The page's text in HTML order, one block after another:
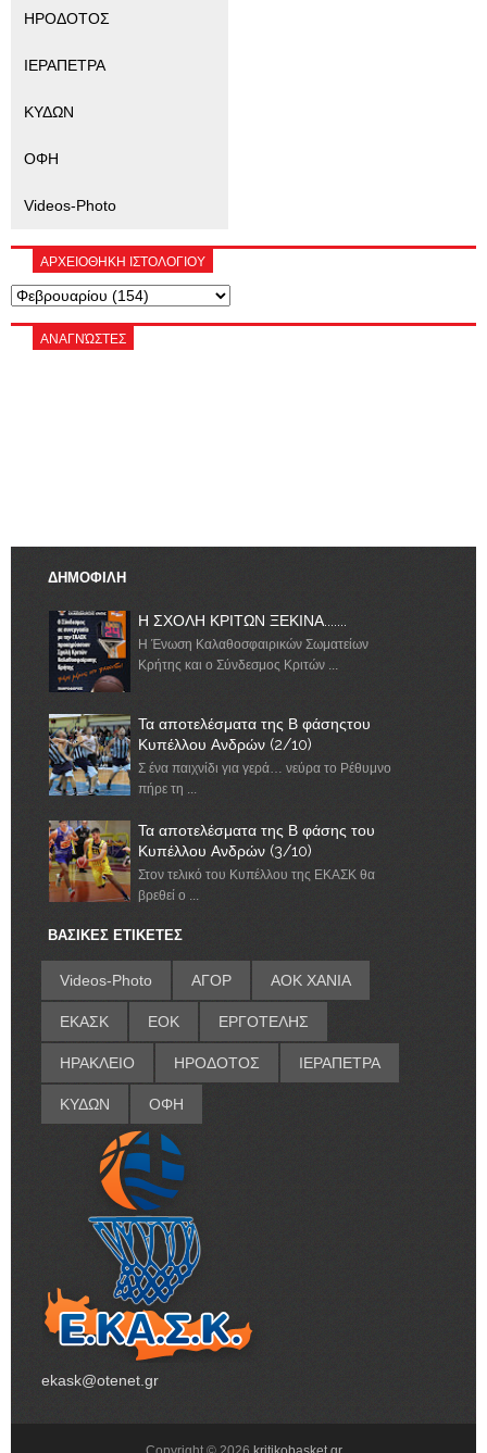
ΗΡΟΔΟΤΟΣ
ΙΕΡΑΠΕΤΡΑ
ΚΥΔΩΝ
ΟΦΗ
Videos-Photo
ΑΡΧΕΙΟΘΗΚΗ ΙΣΤΟΛΟΓΙΟΥ
ΑΝΑΓΝΏΣΤΕΣ
ΔΗΜΟΦΙΛΗ
Η ΣΧΟΛΗ ΚΡΙΤΩΝ ΞΕΚΙΝΑ.......
Η Ένωση Καλαθοσφαιρικών Σωματείων
Κρήτης και ο Σύνδεσμος Κριτών ...
Τα αποτελέσματα της Β φάσηςτου
Κυπέλλου Ανδρών (2/10)
Σ ένα παιχνίδι για γερά… νεύρα το Ρέθυμνο
πήρε τη ...
Τα αποτελέσματα της Β φάσης του
Κυπέλλου Ανδρών (3/10)
Στον τελικό του Κυπέλλου της ΕΚΑΣΚ θα
βρεθεί ο ...
ΒΑΣΙΚΕΣ ΕΤΙΚΕΤΕΣ
Videos-Photo ΑΓΟΡ ΑΟΚ ΧΑΝΙΑ
ΕΚΑΣΚ ΕΟΚ ΕΡΓΟΤΕΛΗΣ
ΗΡΑΚΛΕΙΟ ΗΡΟΔΟΤΟΣ ΙΕΡΑΠΕΤΡΑ
ΚΥΔΩΝ ΟΦΗ
ekask@otenet.gr